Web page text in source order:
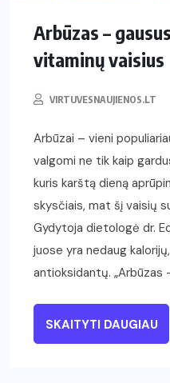
Arbūzas –
vitaminų vaisius
VIRTUVESNAUJIENOS.LT
Arbūzai – vieni
valgomi ne tik kaip
kuris karštą dieną
skysčiais, mat šį vaisių
Gydytoja dietologė dr.
juose yra nedaug
antioksidantų. „Arbūzas
SKAITYTI DAUGIAU